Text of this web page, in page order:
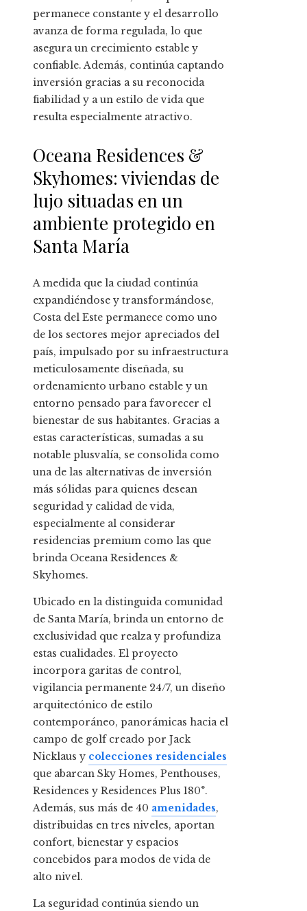
permanece constante y el desarrollo
avanza de forma regulada, lo que
asegura un crecimiento estable y
confiable. Además, continúa captando
inversión gracias a su reconocida
fiabilidad y a un estilo de vida que
resulta especialmente atractivo.
Oceana Residences &
Skyhomes: viviendas de
lujo situadas en un
ambiente protegido en
Santa María
A medida que la ciudad continúa
expandiéndose y transformándose,
Costa del Este permanece como uno
de los sectores mejor apreciados del
país, impulsado por su infraestructura
meticulosamente diseñada, su
ordenamiento urbano estable y un
entorno pensado para favorecer el
bienestar de sus habitantes. Gracias a
estas características, sumadas a su
notable plusvalía, se consolida como
una de las alternativas de inversión
más sólidas para quienes desean
seguridad y calidad de vida,
especialmente al considerar
residencias premium como las que
brinda Oceana Residences &
Skyhomes.
Ubicado en la distinguida comunidad
de Santa María, brinda un entorno de
exclusividad que realza y profundiza
estas cualidades. El proyecto
incorpora garitas de control,
vigilancia permanente 24/7, un diseño
arquitectónico de estilo
contemporáneo, panorámicas hacia el
campo de golf creado por Jack
Nicklaus y colecciones residenciales
que abarcan Sky Homes, Penthouses,
Residences y Residences Plus 180°.
Además, sus más de 40 amenidades,
distribuidas en tres niveles, aportan
confort, bienestar y espacios
concebidos para modos de vida de
alto nivel.
La seguridad continúa siendo un